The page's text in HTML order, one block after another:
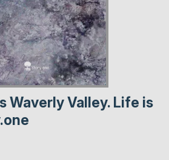
Waverly Valley. Life is